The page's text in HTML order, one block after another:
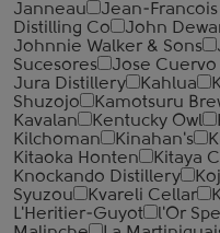
Janneau
Jean-
Distilling Co
John
Johnnie Walker & Sons
Sucesores
Jose
Jura Distillery
Kahlua
Shuzojo
Kamotsuru
Kavalan
Kentucky Owl
Kilchoman
Kinahan's
Kitaoka Honten
Kitaya
Knockando Distillery
Syuzou
Kvareli Cellar
L'Heritier-Guyot
l'Or